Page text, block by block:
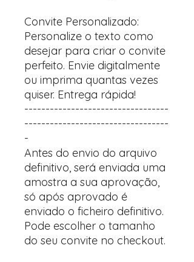
Convite Personalizado:
Personalize o texto como
desejar para criar o convite
perfeito. Envie digitalmente
ou imprima quantas vezes
quiser. Entrega rápida!
----------------------------------
----------------------------------
-
Antes do envio do arquivo
definitivo, será enviada uma
amostra a sua aprovação,
só após aprovado é
enviado o ficheiro definitivo.
Pode escolher o tamanho
do seu convite no checkout.